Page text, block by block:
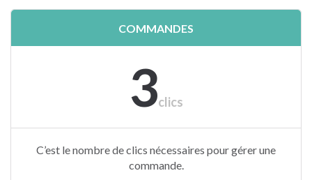
COMMANDES
3clics
C’est le nombre de clics nécessaires pour gérer une
commande.